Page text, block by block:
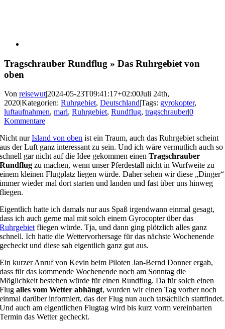
Tragschrauber Rundflug » Das Ruhrgebiet von
oben
Von reisewut|2024-05-23T09:41:17+02:00Juli 24th,
2020|Kategorien: Ruhrgebiet, Deutschland|Tags: gyrokopter,
luftaufnahmen, marl, Ruhrgebiet, Rundflug, tragschrauber|0
Kommentare
Nicht nurIsland von oben ist ein Traum, auch das Ruhrgebiet scheint
aus der Luft ganz interessant zu sein. Und ich wäre vermutlich auch so
schnell gar nicht auf die Idee gekommen einenTragschrauber
Rundflug zu machen, wenn unser Pferdestall nicht in Wurfweite zu
einem kleinen Flugplatz liegen würde. Daher sehen wir diese „Dinger“
immer wieder mal dort starten und landen und fast über uns hinweg
fliegen.
Eigentlich hatte ich damals nur aus Spaß irgendwann einmal gesagt,
dass ich auch gerne mal mit solch einem Gyrocopter über das
Ruhrgebietfliegen würde. Tja, und dann ging plötzlich alles ganz
schnell. Ich hatte die Wettervorhersage für das nächste Wochenende
gecheckt und diese sah eigentlich ganz gut aus.
Ein kurzer Anruf von Kevin beim Piloten Jan-Bernd Donner ergab,
dass für das kommende Wochenende noch am Sonntag die
Möglichkeit bestehen würde für einen Rundflug. Da für solch einen
Flugalles vom Wetter abhängt, wurden wir einen Tag vorher noch
einmal darüber informiert, das der Flug nun auch tatsächlich stattfindet.
Und auch am eigentlichen Flugtag wird bis kurz vorm vereinbarten
Termin das Wetter gecheckt.